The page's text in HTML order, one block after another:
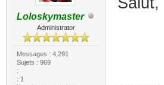
Loloskymaster
Administrator
Messages : 4,291
Sujets : 969
:
: 1